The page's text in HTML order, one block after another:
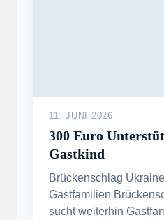
11. JUNI 2026
300 Euro
Gastkind
Brückenschlag
Gastfamilien
sucht weiterhin